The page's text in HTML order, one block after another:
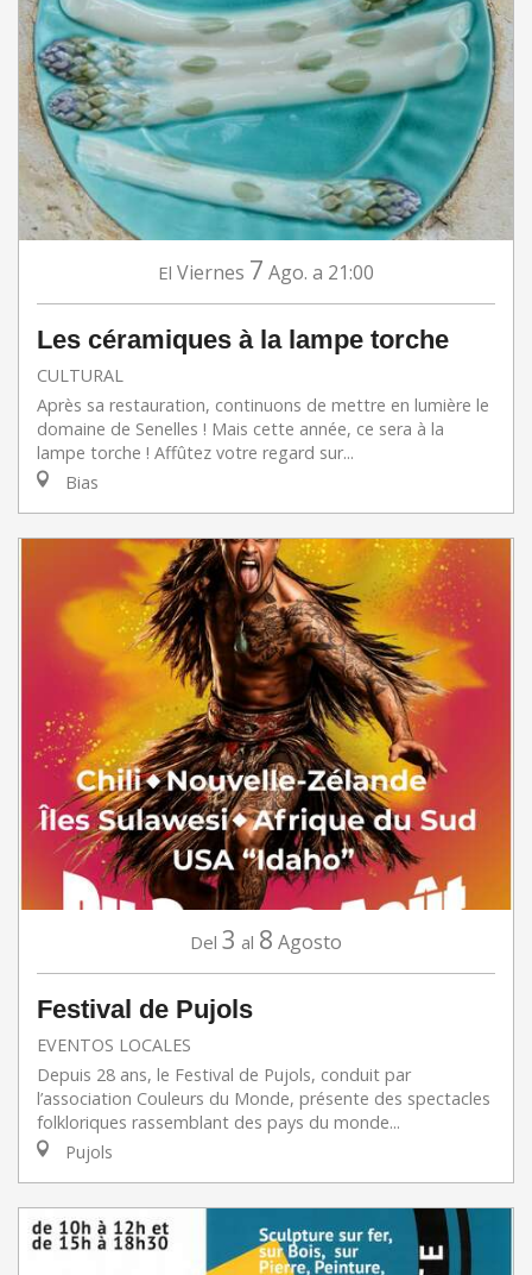
El Viernes 7 Ago. a 21:00
Les céramiques à la lampe torche
CULTURAL
Après sa restauration, continuons de mettre en lumière le
domaine de Senelles ! Mais cette année, ce sera à la
lampe torche ! Affûtez votre regard sur...
Bias
Del 3 al 8 Agosto
Festival de Pujols
EVENTOS LOCALES
Depuis 28 ans, le Festival de Pujols, conduit par
l’association Couleurs du Monde, présente des spectacles
folkloriques rassemblant des pays du monde...
Pujols